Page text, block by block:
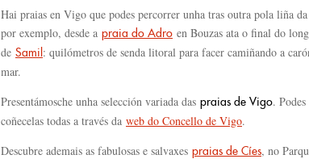
Hai praias en Vigo que podes percorrer unha tras outra pola liña da
por exemplo, desde a praia do Adro en Bouzas ata o final do
de Samil : quilómetros de senda litoral para facer camiñando a
mar.
Presentámosche unha selección variada das praias de Vigo. Podes
coñecelas todas a través da web do Concello de Vigo.
Descubre ademais as fabulosas e salvaxes praias de Cíes, no